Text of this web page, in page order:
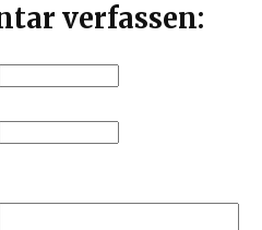
verfassen: